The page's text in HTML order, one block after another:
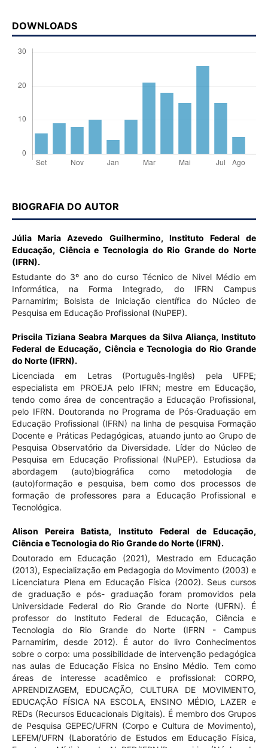
DOWNLOADS
BIOGRAFIA DO AUTOR
Júlia Maria Azevedo Guilhermino, Instituto Federal de
Educação, Ciência e Tecnologia do Rio Grande do Norte
(IFRN).
Estudante do 3º ano do curso Técnico de Nivel Médio em
Informática, na Forma Integrado, do IFRN Campus
Parnamirim; Bolsista de Iniciação científica do Núcleo de
Pesquisa em Educação Profissional (NuPEP).
Priscila Tiziana Seabra Marques da Silva Aliança,Instituto
Federal de Educação, Ciência e Tecnologia do Rio Grande
do Norte (IFRN).
Licenciada em Letras (Português-Inglês) pela UFPE;
especialista em PROEJA pelo IFRN; mestre em Educação,
tendo como área de concentração a Educação Profissional,
pelo IFRN. Doutoranda no Programa de Pós-Graduação em
Educação Profissional (IFRN) na linha de pesquisa Formação
Docente e Práticas Pedagógicas, atuando junto ao Grupo de
Pesquisa Observatório da Diversidade. Líder do Núcleo de
Pesquisa em Educação Profissional (NuPEP). Estudiosa da
abordagem (auto)biográfica como metodologia de
(auto)formação e pesquisa, bem como dos processos de
formação de professores para a Educação Profissional e
Tecnológica.
Alison Pereira Batista, Instituto Federal de Educação,
Ciência e Tecnologia do Rio Grande do Norte (IFRN).
Doutorado em Educação (2021), Mestrado em Educação
(2013), Especialização em Pedagogia do Movimento (2003) e
Licenciatura Plena em Educação Física (2002). Seus cursos
de graduação e pós- graduação foram promovidos pela
Universidade Federal do Rio Grande do Norte (UFRN). É
professor do Instituto Federal de Educação, Ciência e
Tecnologia do Rio Grande do Norte (IFRN - Campus
Parnamirim, desde 2012). É autor do livro Conhecimentos
sobre o corpo: uma possibilidade de intervenção pedagógica
nas aulas de Educação Física no Ensino Médio. Tem como
áreas de interesse acadêmico e profissional: CORPO,
APRENDIZAGEM, EDUCAÇÃO, CULTURA DE MOVIMENTO,
EDUCAÇÃO FÍSICA NA ESCOLA, ENSINO MÉDIO, LAZER e
REDs (Recursos Educacionais Digitais). É membro dos Grupos
de Pesquisa GEPEC/UFRN (Corpo e Cultura de Movimento),
LEFEM/UFRN (Laboratório de Estudos em Educação Física,